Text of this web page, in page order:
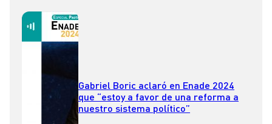
Gabriel Boric aclaró en Enade 2024
que “estoy a favor de una reforma a
nuestro sistema político”